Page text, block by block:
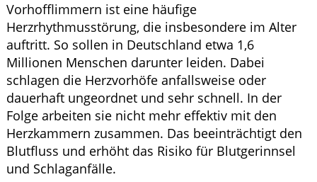
Vorhofflimmern ist eine häufige
Herzrhythmusstörung, die insbesondere im Alter
auftritt. So sollen in Deutschland etwa 1,6
Millionen Menschen darunter leiden. Dabei
schlagen die Herzvorhöfe anfallsweise oder
dauerhaft ungeordnet und sehr schnell. In der
Folge arbeiten sie nicht mehr effektiv mit den
Herzkammern zusammen. Das beeinträchtigt den
Blutfluss und erhöht das Risiko für Blutgerinnsel
und Schlaganfälle.